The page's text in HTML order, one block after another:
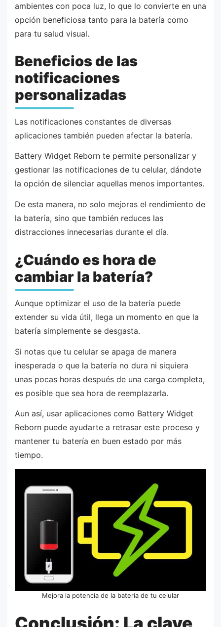
ambientes con poca luz, lo que lo convierte en una
opción beneficiosa tanto para la batería como
para tu salud visual.
Beneficios de las
notificaciones
personalizadas
Las notificaciones constantes de diversas
aplicaciones también pueden afectar la batería.
Battery Widget Reborn te permite personalizar y
gestionar las notificaciones de tu celular, dándote
la opción de silenciar aquellas menos importantes.
De esta manera, no solo mejoras el rendimiento de
la batería, sino que también reduces las
distracciones innecesarias durante el día.
¿Cuándo es hora de
cambiar la batería?
Aunque optimizar el uso de la batería puede
extender su vida útil, llega un momento en que la
batería simplemente se desgasta.
Si notas que tu celular se apaga de manera
inesperada o que la batería no dura ni siquiera
unas pocas horas después de una carga completa,
es posible que sea hora de reemplazarla.
Aun así, usar aplicaciones como Battery Widget
Reborn puede ayudarte a retrasar este proceso y
mantener tu batería en buen estado por más
tiempo.
Mejora la potencia de la batería de tu celular